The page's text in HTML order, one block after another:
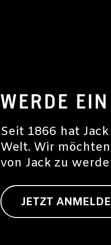
WERDE
Seit 1866 hat
Welt. Wir
von Jack zu
JETZT